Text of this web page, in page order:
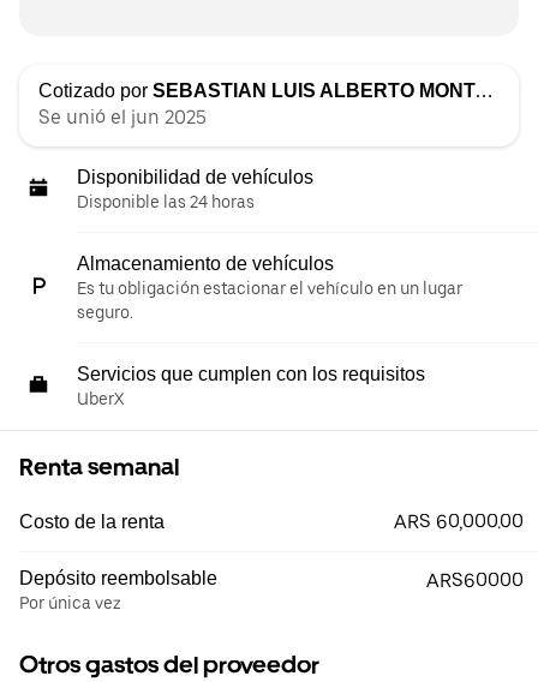
Cotizado por SEBASTIAN LUIS ALBERTO MONTANO SILES
Se unió el jun 2025
Disponibilidad de vehículos
Disponible las 24 horas
Almacenamiento de vehículos
Es tu obligación estacionar el vehículo en un lugar
seguro.
Servicios que cumplen con los requisitos
UberX
Renta semanal
Costo de la renta ARS 60,000.00
Depósito reembolsable
Por única vez
ARS60000
Otros gastos del proveedor